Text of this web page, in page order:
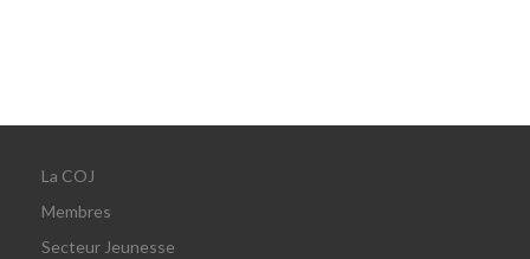
La COJ
Membres
Secteur Jeunesse